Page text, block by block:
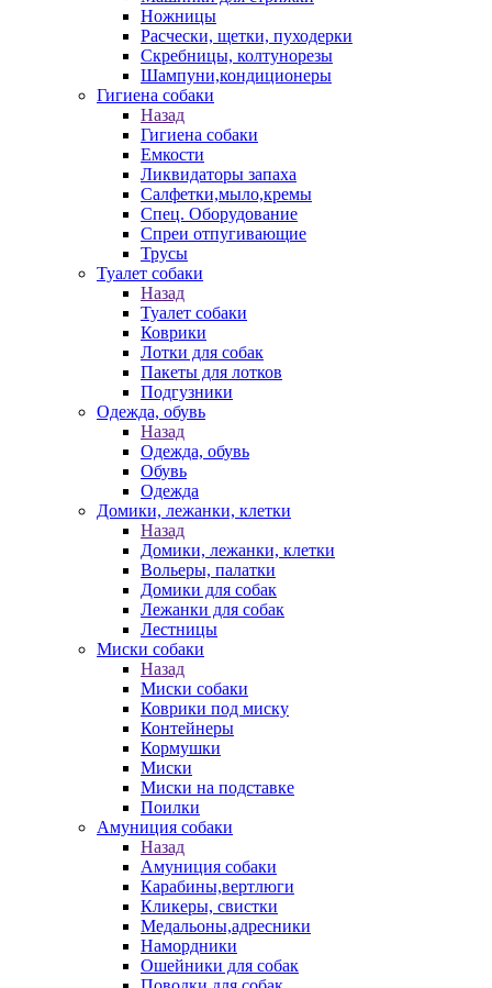
Ножницы
Расчески, щетки, пуходерки
Скребницы, колтунорезы
Шампуни,кондиционеры
Гигиена собаки
Назад
Гигиена собаки
Емкости
Ликвидаторы запаха
Салфетки,мыло,кремы
Спец. Оборудование
Спреи отпугивающие
Трусы
Туалет собаки
Назад
Туалет собаки
Коврики
Лотки для собак
Пакеты для лотков
Подгузники
Одежда, обувь
Назад
Одежда, обувь
Обувь
Одежда
Домики, лежанки, клетки
Назад
Домики, лежанки, клетки
Вольеры, палатки
Домики для собак
Лежанки для собак
Лестницы
Миски собаки
Назад
Миски собаки
Коврики под миску
Контейнеры
Кормушки
Миски
Миски на подставке
Поилки
Амуниция собаки
Назад
Амуниция собаки
Карабины,вертлюги
Кликеры, свистки
Медальоны,адресники
Намордники
Ошейники для собак